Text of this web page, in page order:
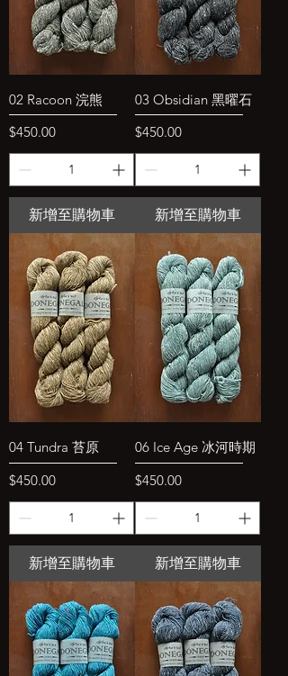
02 Racoon 浣熊
價格
$450.00
新增至購物車
03 Obsidian 黑曜石
價格
$450.00
新增至購物車
04 Tundra 苔原
價格
$450.00
新增至購物車
06 Ice Age 冰河時期
價格
$450.00
新增至購物車